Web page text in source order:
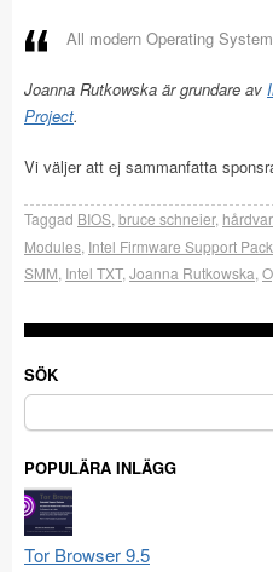
All modern Operating
Joanna Rutkowska är grundare av
Project.
Vi väljer att ej sammanfatta
Taggad BIOS bruce schneier,
Modules Intel Firmware Support
SMM Intel TXT, Joanna Rutkowska
SÖK
Sök
efter:
POPULÄRA INLÄGG
Tor Browser 9.5